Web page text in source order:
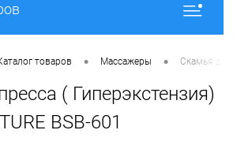
товаров • Массажеры • Скамья для
( Гиперэкстензия)
BSB-601